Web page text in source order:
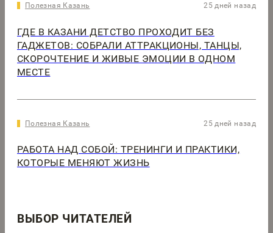
Полезная Казань 25 дней назад
ГДЕ В КАЗАНИ ДЕТСТВО ПРОХОДИТ БЕЗ
ГАДЖЕТОВ: СОБРАЛИ АТТРАКЦИОНЫ, ТАНЦЫ,
СКОРОЧТЕНИЕ И ЖИВЫЕ ЭМОЦИИ В ОДНОМ
МЕСТЕ
Полезная Казань 25 дней назад
РАБОТА НАД СОБОЙ: ТРЕНИНГИ И ПРАКТИКИ,
КОТОРЫЕ МЕНЯЮТ ЖИЗНЬ
ВЫБОР ЧИТАТЕЛЕЙ